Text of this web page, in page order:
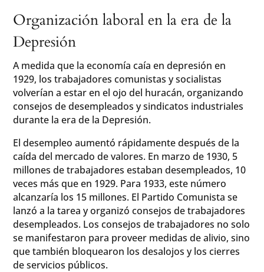
Organización laboral en la era de la
Depresión
A medida que la economía caía en depresión en
1929, los trabajadores comunistas y socialistas
volverían a estar en el ojo del huracán, organizando
consejos de desempleados y sindicatos industriales
durante la era de la Depresión.
El desempleo aumentó rápidamente después de la
caída del mercado de valores. En marzo de 1930, 5
millones de trabajadores estaban desempleados, 10
veces más que en 1929. Para 1933, este número
alcanzaría los 15 millones. El Partido Comunista se
lanzó a la tarea y organizó consejos de trabajadores
desempleados. Los consejos de trabajadores no solo
se manifestaron para proveer medidas de alivio, sino
que también bloquearon los desalojos y los cierres
de servicios públicos.